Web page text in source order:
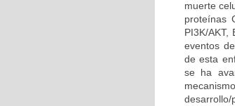
muerte
proteínas
PI3K/
eventos
de esta
se ha